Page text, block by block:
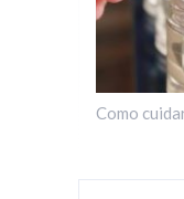
Como